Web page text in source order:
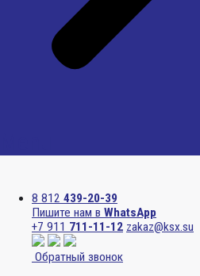
8 812 439-20-39
Пишите нам в WhatsApp
+7 911 711-11-12 zakaz@ksx.su
Обратный звонок